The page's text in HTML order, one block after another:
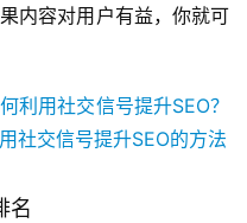
内容对用户有益，你就可
名